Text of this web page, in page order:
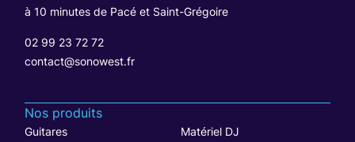
à 10 minutes de Pacé et Saint-Grégoire
02 99 23 72 72
contact@sonowest.fr
Nos produits
Guitares
Matériel DJ